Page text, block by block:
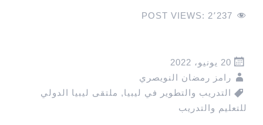
POST VIEWS: 2٬237
20 يونيو، 2022
رامز رمضان النويصري
التدريب والتطوير في ليبيا, ملتقى ليبيا الدولي
للتعليم والتدريب